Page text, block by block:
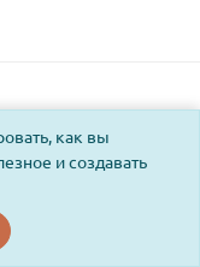
как вы
и создавать